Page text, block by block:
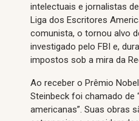
intelectuais e jornalistas
Liga dos Escritores
comunista, o tornou alvo
investigado pelo FBI e,
impostos sob a mira da
Ao receber o Prêmio
Steinbeck foi chamado de
americanas”. Suas obras